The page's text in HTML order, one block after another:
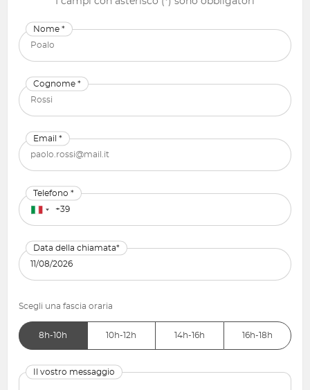
Nome *
Cognome *
Email *
Telefono *
Data della chiamata*
Scegli una fascia oraria
8h-10h 10h-12h 14h-16h 16h-18h
Il vostro messaggio